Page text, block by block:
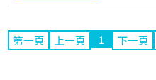
第一頁 上一頁 1 下一頁